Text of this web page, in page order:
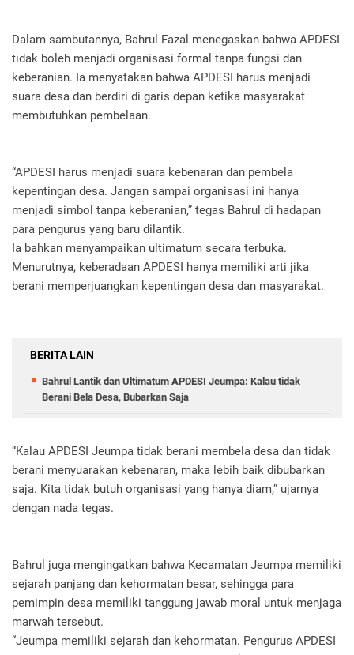
Dalam sambutannya, Bahrul Fazal menegaskan bahwa APDESI
tidak boleh menjadi organisasi formal tanpa fungsi dan
keberanian. Ia menyatakan bahwa APDESI harus menjadi
suara desa dan berdiri di garis depan ketika masyarakat
membutuhkan pembelaan.
“APDESI harus menjadi suara kebenaran dan pembela
kepentingan desa. Jangan sampai organisasi ini hanya
menjadi simbol tanpa keberanian,” tegas Bahrul di hadapan
para pengurus yang baru dilantik.
Ia bahkan menyampaikan ultimatum secara terbuka.
Menurutnya, keberadaan APDESI hanya memiliki arti jika
berani memperjuangkan kepentingan desa dan masyarakat.
BERITA LAIN
Bahrul Lantik dan Ultimatum APDESI Jeumpa: Kalau tidak
Berani Bela Desa, Bubarkan Saja
“Kalau APDESI Jeumpa tidak berani membela desa dan tidak
berani menyuarakan kebenaran, maka lebih baik dibubarkan
saja. Kita tidak butuh organisasi yang hanya diam,” ujarnya
dengan nada tegas.
Bahrul juga mengingatkan bahwa Kecamatan Jeumpa memiliki
sejarah panjang dan kehormatan besar, sehingga para
pemimpin desa memiliki tanggung jawab moral untuk menjaga
marwah tersebut.
“Jeumpa memiliki sejarah dan kehormatan. Pengurus APDESI